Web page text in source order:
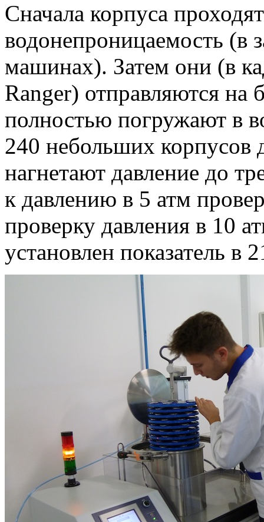
Сначала корпуса
водонепроницаемость (в
машинах). Затем они (в
Ranger) отправляются на
полностью погружают в
240 небольших корпусов
нагнетают давление до
к давлению в 5 атм
проверку давления в 10
установлен показатель в